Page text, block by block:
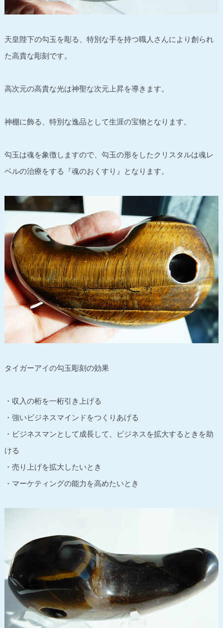
天皇陛下の勾玉を彫る、特別な手を持つ職人さんにより創られ
た高貴な彫刻です。
高次元の高貴な光は神聖な次元上昇を導きます。
神棚に飾る、特別な逸品として生涯の宝物となります。
勾玉は魂を象徴しますので、勾玉の形をしたクリスタルは魂レ
ベルの治療をする『魂のおくすり』となります。
タイガーアイの勾玉彫刻の効果
・収入の桁を一桁引き上げる
・強いビジネスマインドをつくりあげる
・ビジネスマンとして成長して、ビジネスを拡大するときを助
ける
・売り上げを拡大したいとき
・マーケティングの能力を高めたいとき